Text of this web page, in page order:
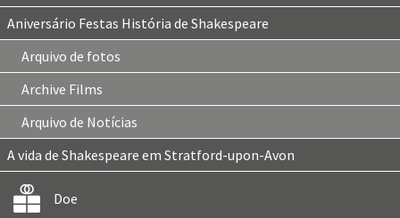
Aniversário Festas História de Shakespeare
Arquivo de fotos
Archive Films
Arquivo de Notícias
A vida de Shakespeare em Stratford-upon-Avon
Doe